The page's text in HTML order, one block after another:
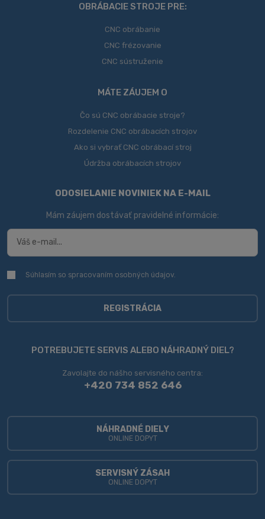
OBRÁBACIE STROJE PRE:
CNC obrábanie
CNC frézovanie
CNC sústruženie
MÁTE ZÁUJEM O
Čo sú CNC obrábacie stroje?
Rozdelenie CNC obrábacích strojov
Ako si vybrať CNC obrábací stroj
Údržba obrábacích strojov
ODOSIELANIE NOVINIEK NA E-MAIL
Mám záujem dostávať pravidelné informácie:
Súhlasím
spracovaním
Súhlasím so spracovaním osobných údajov
REGISTRÁCIA
sa
nepodarilo
POTREBUJETE SERVIS ALEBO NÁHRADNÝ DIEL?
Zavolajte do nášho servisného centra:
+420 734 852 646
NÁHRADNÉ DIELY
ONLINE DOPYT
SERVISNÝ ZÁSAH
ONLINE DOPYT